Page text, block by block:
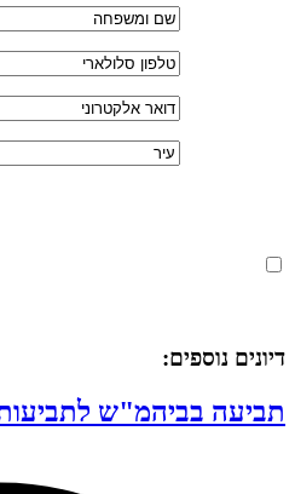
דיונים נוספים:
תביעה בביהמ"ש